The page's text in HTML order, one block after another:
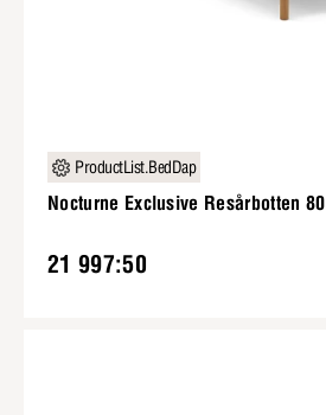
ProductList.BedDap
Nocturne Exclusive Resårbotten
21 997:50